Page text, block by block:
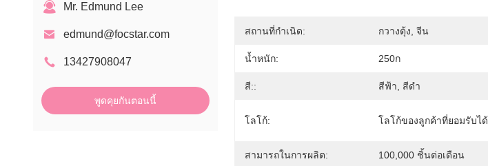
Mr. Edmund Lee
edmund@focstar.com
13427908047
พูดคุยกันตอนนี้
สถานที่กำเนิด: กวางตุ้ง, จีน
น้ำหนัก: 250ก
สี:: สีฟ้า, สีดำ
โลโก้: โลโก้ของลูกค้าที่ยอมรับได้
สามารถในการผลิต: 100,000 ชิ้นต่อเดือน